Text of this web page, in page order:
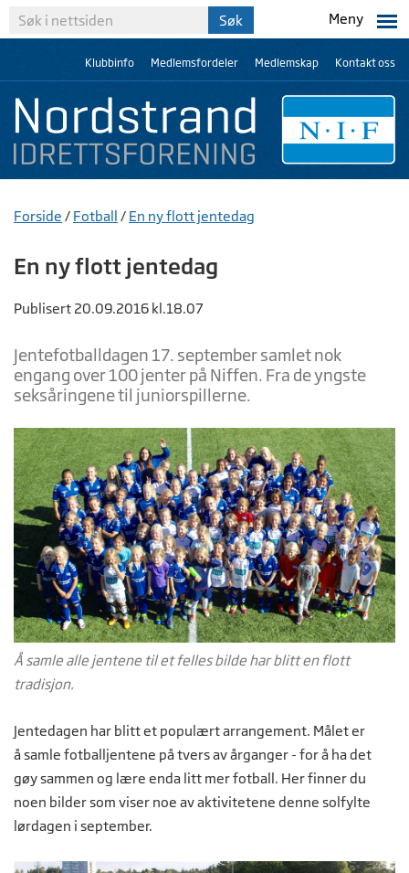
Meny
Klubbinfo Medlemsfordeler Medlemskap Kontakt oss
Forside / Fotball / En ny flott jentedag
En ny flott jentedag
Publisert 20.09.2016 kl.18.07
Jentefotballdagen 17. september samlet nok
engang over 100 jenter på Niffen. Fra de yngste
seksåringene til juniorspillerne.
Å samle alle jentene til et felles bilde har blitt en flott
tradisjon.
Jentedagen har blitt et populært arrangement. Målet er
å samle fotballjentene på tvers av årganger - for å ha det
gøy sammen og lære enda litt mer fotball. Her finner du
noen bilder som viser noe av aktivitetene denne solfylte
lørdagen i september.